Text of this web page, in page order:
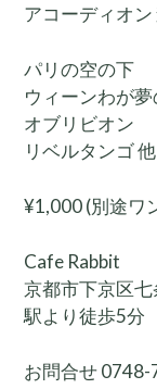
アコーディオン
パリの空の下
ウィーンわが
オブリビオン
リベルタンゴ 他
¥1,000 (別途ワ
Cafe Rabbit
京都市下京区
駅より徒歩5分
お問合せ